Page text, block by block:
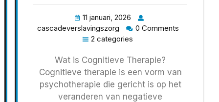
11 januari, 2026
cascadeverslavingszorg
0 Comments
2 categories
Wat is Cognitieve Therapie?
Cognitieve therapie is een vorm van
psychotherapie die gericht is op het
veranderen van negatieve